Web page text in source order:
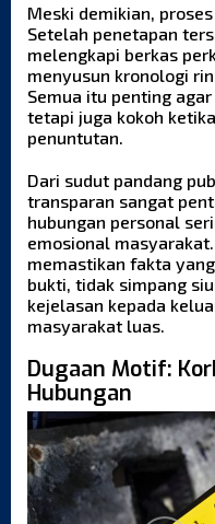
Meski demikian,
Setelah penetapan
melengkapi berkas
menyusun kronologi
Semua itu penting
tetapi juga kokoh
penuntutan.
Dari sudut pandang
transparan sangat
hubungan personal
emosional
memastikan fakta
bukti, tidak simpang
kejelasan kepada
masyarakat luas.
Dugaan Motif:
Hubungan